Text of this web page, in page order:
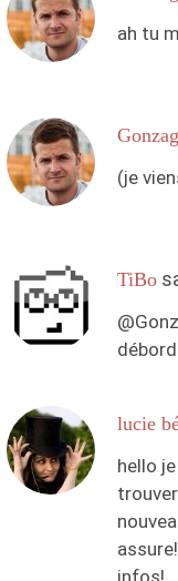
ah tu
(je
TiBo
lucie
hello
infos!